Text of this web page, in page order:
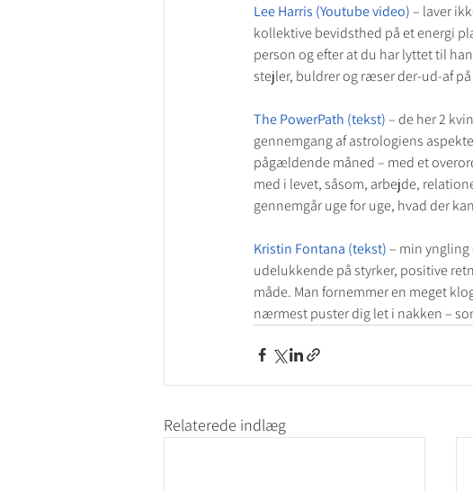
Lee Harris (Youtube video) – laver
kollektive bevidsthed på et energi
person og efter at du har lyttet til
stejler, buldrer og ræser der-ud-af
The PowerPath (tekst) – de her 2
gennemgang af astrologiens
pågældende måned – med et
med i levet, såsom, arbejde,
gennemgår uge for uge, hvad der
Kristin Fontana (tekst) – min
udelukkende på styrker, positive
måde. Man fornemmer en meget
nærmest puster dig let i nakken –
Relaterede indlæg